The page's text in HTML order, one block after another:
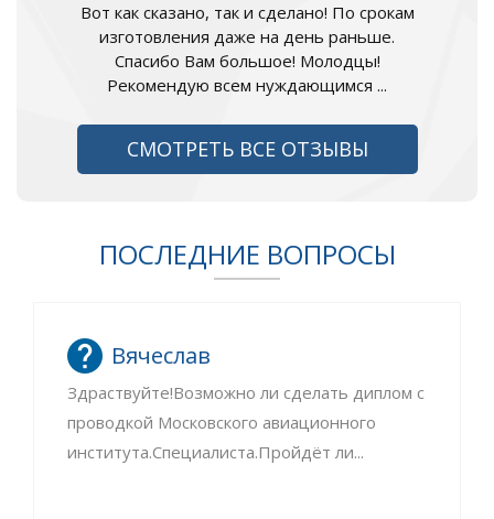
Вот как сказано, так и сделано! По срокам
изготовления даже на день раньше.
Спасибо Вам большое! Молодцы!
Рекомендую всем нуждающимся ...
СМОТРЕТЬ ВСЕ ОТЗЫВЫ
ПОСЛЕДНИЕ ВОПРОСЫ
Вячеслав
Здраствуйте!Возможно ли сделать диплом с
проводкой Московского авиационного
института.Специалиста.Пройдёт ли...